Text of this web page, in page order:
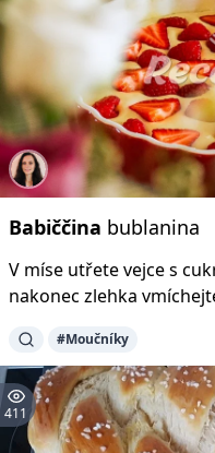
Babiččina bublanina
V míse utřete vejce s
nakonec zlehka
#Moučníky
411